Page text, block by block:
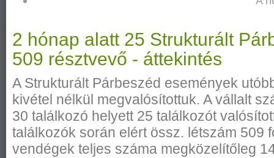
2 hónap alatt 25 Strukturált
509 résztvevő - áttekintés
A Strukturált Párbeszéd események
kivétel nélkül megvalósítottuk. A vállalt
30 találkozó helyett 25 találkozót
találkozók során elért össz. létszám 509
vendégek teljes száma megközelítőleg